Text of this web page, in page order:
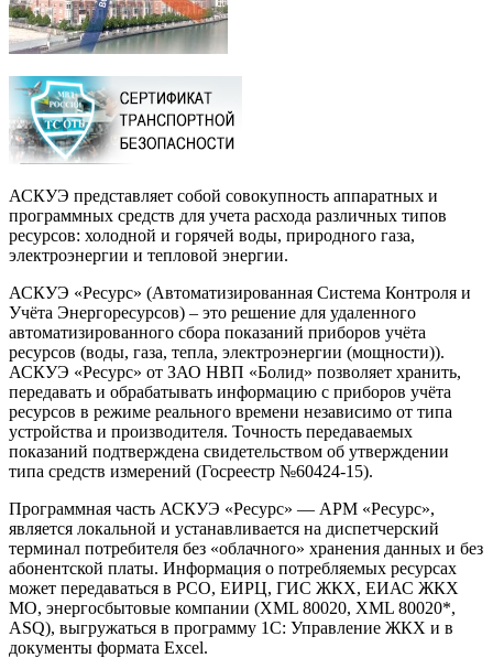
АСКУЭ представляет собой совокупность аппаратных и
программных средств для учета расхода различных типов
ресурсов: холодной и горячей воды, природного газа,
электроэнергии и тепловой энергии.
АСКУЭ «Ресурс» (Автоматизированная Система Контроля и
Учёта Энергоресурсов) – это решение для удаленного
автоматизированного сбора показаний приборов учёта
ресурсов (воды, газа, тепла, электроэнергии (мощности)).
АСКУЭ «Ресурс» от ЗАО НВП «Болид» позволяет хранить,
передавать и обрабатывать информацию с приборов учёта
ресурсов в режиме реального времени независимо от типа
устройства и производителя. Точность передаваемых
показаний подтверждена свидетельством об утверждении
типа средств измерений (Госреестр №60424-15).
Программная часть АСКУЭ «Ресурс» — АРМ «Ресурс»,
является локальной и устанавливается на диспетчерский
терминал потребителя без «облачного» хранения данных и без
абонентской платы. Информация о потребляемых ресурсах
может передаваться в РСО, ЕИРЦ, ГИС ЖКХ, ЕИАС ЖКХ
МО, энергосбытовые компании (XML 80020, XML 80020*,
ASQ), выгружаться в программу 1С: Управление ЖКХ и в
документы формата Excel.